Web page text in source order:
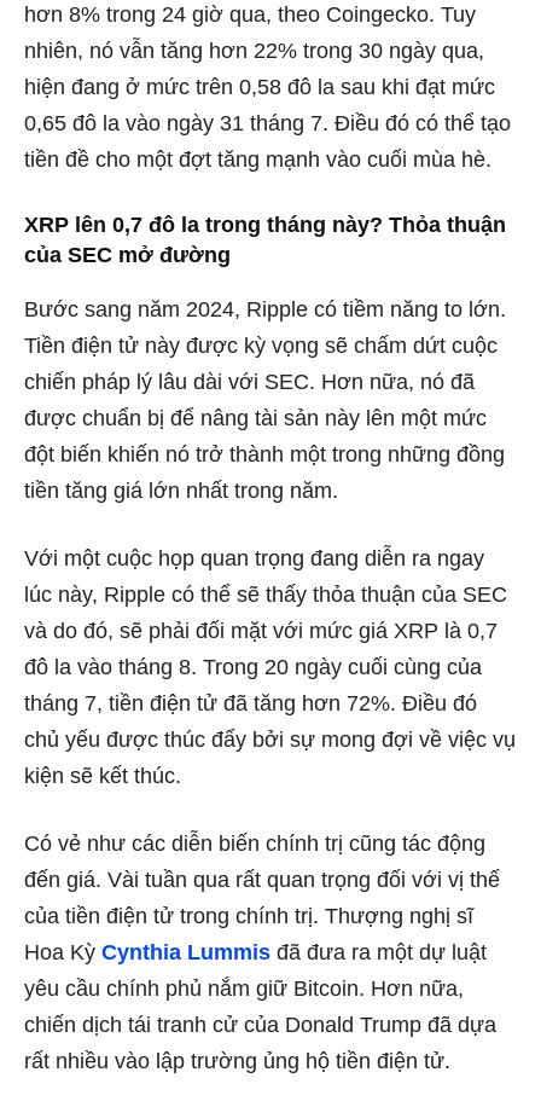
hơn 8% trong 24 giờ qua, theo Coingecko. Tuy
nhiên, nó vẫn tăng hơn 22% trong 30 ngày qua,
hiện đang ở mức trên 0,58 đô la sau khi đạt mức
0,65 đô la vào ngày 31 tháng 7. Điều đó có thể tạo
tiền đề cho một đợt tăng mạnh vào cuối mùa hè.
XRP lên 0,7 đô la trong tháng này? Thỏa thuận
của SEC mở đường
Bước sang năm 2024, Ripple có tiềm năng to lớn.
Tiền điện tử này được kỳ vọng sẽ chấm dứt cuộc
chiến pháp lý lâu dài với SEC. Hơn nữa, nó đã
được chuẩn bị để nâng tài sản này lên một mức
đột biến khiến nó trở thành một trong những đồng
tiền tăng giá lớn nhất trong năm.
Với một cuộc họp quan trọng đang diễn ra ngay
lúc này, Ripple có thể sẽ thấy thỏa thuận của SEC
và do đó, sẽ phải đối mặt với mức giá XRP là 0,7
đô la vào tháng 8. Trong 20 ngày cuối cùng của
tháng 7, tiền điện tử đã tăng hơn 72%. Điều đó
chủ yếu được thúc đẩy bởi sự mong đợi về việc vụ
kiện sẽ kết thúc.
Có vẻ như các diễn biến chính trị cũng tác động
đến giá. Vài tuần qua rất quan trọng đối với vị thế
của tiền điện tử trong chính trị. Thượng nghị sĩ
Hoa Kỳ Cynthia Lummis đã đưa ra một dự luật
yêu cầu chính phủ nắm giữ Bitcoin. Hơn nữa,
chiến dịch tái tranh cử của Donald Trump đã dựa
rất nhiều vào lập trường ủng hộ tiền điện tử.